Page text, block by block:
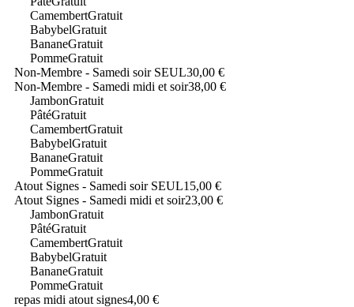
CamembertGratuit
BabybelGratuit
BananeGratuit
PommeGratuit
Non-Membre - Samedi soir SEUL30,00 €
Non-Membre - Samedi midi et soir38,00 €
JambonGratuit
PâtéGratuit
CamembertGratuit
BabybelGratuit
BananeGratuit
PommeGratuit
Atout Signes - Samedi soir SEUL15,00 €
Atout Signes - Samedi midi et soir23,00 €
JambonGratuit
PâtéGratuit
CamembertGratuit
BabybelGratuit
BananeGratuit
PommeGratuit
repas midi atout signes4,00 €